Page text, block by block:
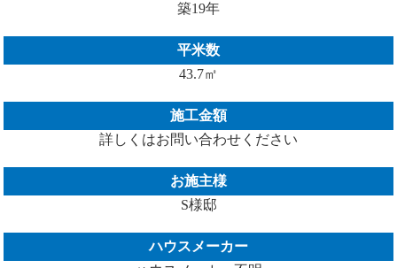
築19年
平米数
43.7㎡
施工金額
詳しくはお問い合わせください
お施主様
S様邸
ハウスメーカー